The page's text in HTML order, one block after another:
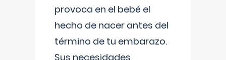
provoca en el bebé el
hecho de nacer antes del
término de tu embarazo.
Sus necesidades